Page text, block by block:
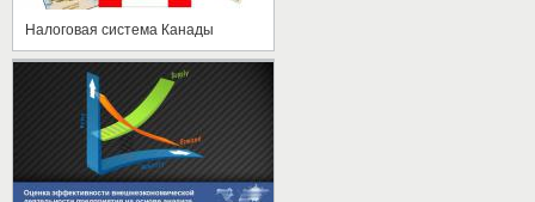
Налоговая система Канады